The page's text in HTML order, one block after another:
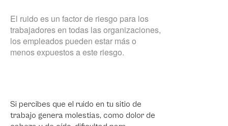
El ruido es un factor de riesgo para los
trabajadores en todas las organizaciones,
los empleados pueden estar más o
menos expuestos a este riesgo.
Si percibes que el ruido en tu sitio de
trabajo genera molestias, como dolor de